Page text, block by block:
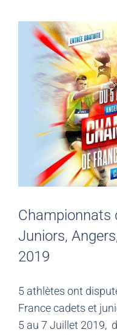
Championnats
Juniors,
2019
5 athlètes ont
France cadets et
5 au 7 Juillet 2019,